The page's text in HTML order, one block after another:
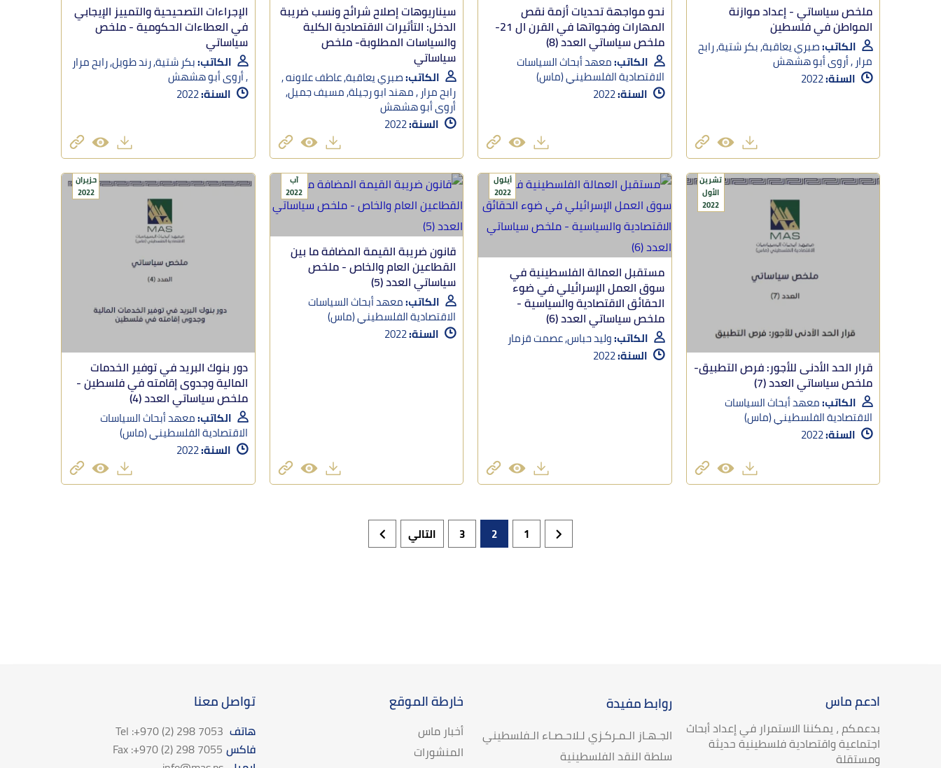
ملخص سياساتي - إعداد موازنة
المواطن في فلسطين
الكاتب:صبري يعاقبة, بكر شتية, رابح
مرار , أروى أبو هشهش
السنة:2022
نحو مواجهة تحديات أزمة نقص
المهارات وفجواتها في القرن ال 21-
ملخص سياساتي العدد (8)
الكاتب:معهد أبحاث السياسات
الاقتصادية الفلسطيني (ماس)
السنة:2022
سيناريوهات إصلاح شرائح ونسب ضريبة
الدخل: التأثيرات الاقتصادية الكلية
والسياسات المطلوبة- ملخص
سياساتي
الكاتب:صبري يعاقبة, عاطف علاونه ,
رابح مرار , مهند ابو رجيلة, مسيف جميل,
أروى أبو هشهش
السنة:2022
الإجراءات التصحيحية والتمييز الإيجابي
في العطاءات الحكومية - ملخص
سياساتي
الكاتب:بكر شتية, رند طويل, رابح مرار
, أروى أبو هشهش
السنة:2022
تشرين
الأول
2022
قرار الحد الأدنى للأجور: فرص التطبيق-
ملخص سياساتي العدد (7)
الكاتب:معهد أبحاث السياسات
الاقتصادية الفلسطيني (ماس)
السنة:2022
أيلول
2022
مستقبل العمالة الفلسطينية في
سوق العمل الإسرائيلي في ضوء
الحقائق الاقتصادية والسياسية -
ملخص سياساتي العدد (6)
الكاتب:وليد حباس, عصمت قزمار
السنة:2022
آب
2022
قانون ضريبة القيمة المضافة ما بين
القطاعين العام والخاص - ملخص
سياساتي العدد (5)
الكاتب:معهد أبحاث السياسات
الاقتصادية الفلسطيني (ماس)
السنة:2022
حزيران
2022
دور بنوك البريد في توفير الخدمات
المالية وجدوى إقامته في فلسطين -
ملخص سياساتي العدد (4)
الكاتب:معهد أبحاث السياسات
الاقتصادية الفلسطيني (ماس)
السنة:2022
1
2
3 التالي
ادعم ماس
بدعمكم ، يمكننا الاستمرار في إعداد أبحاث
اجتماعية واقتصادية فلسطينية حديثة
ومستقلة
روابط مفيدة
الجـهـاز الـمـركـزي لـلاحـصـاء الـفلسطيني
سلطة النقد الفلسطينية
خارطة الموقع
أخبار ماس
المنشورات
تواصل معنا
هاتف Tel :+970 (2) 298 7053
فاكس Fax :+970 (2) 298 7055